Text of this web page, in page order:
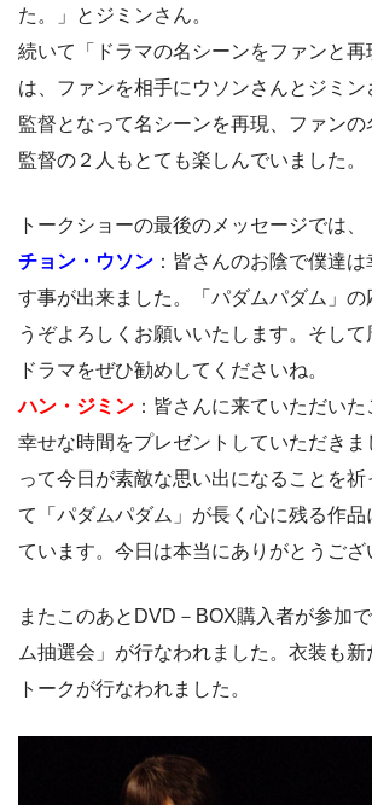
た。」とジミンさん。
続いて「ドラマの名シーンをファンと
は、ファンを相手にウソンさんとジミン
監督となって名シーンを再現、ファンの
監督の２人もとても楽しんでいました。
トークショーの最後のメッセージでは、
チョン・ウソン ：皆さんのお陰で僕達
す事が出来ました。「パダムパダム」
うぞよろしくお願いいたします。そし
ドラマをぜひ勧めしてくださいね。
ハン・ジミン ：皆さんに来ていただい
幸せな時間をプレゼントしていただきま
って今日が素敵な思い出になることを祈
て「パダムパダム」が長く心に残る作品
ています。今日は本当にありがとうござ
またこのあとDVD－BOX購入者が参加
ム抽選会」が行なわれました。衣装も
トークが行なわれました。